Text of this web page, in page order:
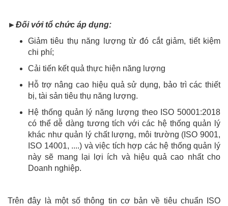
►Đối với tổ chức áp dụng:
Giảm tiêu thụ năng lượng từ đó cắt giảm, tiết kiệm
chi phí;
Cải tiến kết quả thực hiện năng lượng
Hỗ trợ nâng cao hiệu quả sử dụng, bảo trì các thiết
bị, tài sản tiêu thụ năng lượng.
Hệ thống quản lý năng lượng theo ISO 50001:2018
có thể dễ dàng tương tích với các hệ thống quản lý
khác như quản lý chất lượng, môi trường (ISO 9001,
ISO 14001, ....) và việc tích hợp các hệ thống quản lý
này sẽ mang lại lợi ích và hiệu quả cao nhất cho
Doanh nghiệp.
Trên đây là một số thông tin cơ bản về tiêu chuẩn ISO